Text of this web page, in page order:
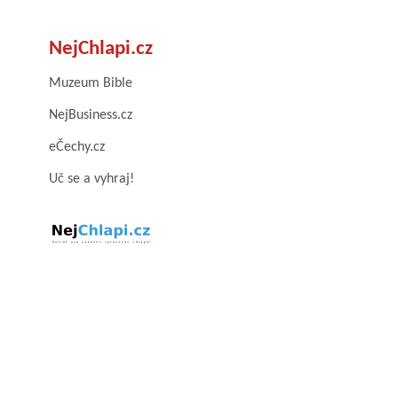
NejChlapi.cz
Muzeum Bible
NejBusiness.cz
eČechy.cz
Uč se a vyhraj!